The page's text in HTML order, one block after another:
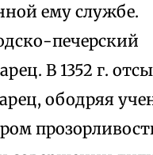
ему службе.
печерский
В 1352 г.
ободряя